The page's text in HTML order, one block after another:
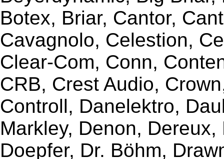
Botex, Briar, Cantor,
Cavagnolo, Celestion,
Clear-Com, Conn,
CRB, Crest Audio,
Controll, Danelektro,
Markley, Denon,
Doepfer, Dr. Böhm,